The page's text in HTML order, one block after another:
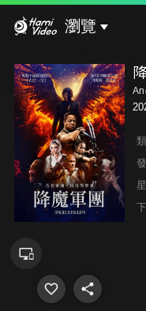
瀏覽